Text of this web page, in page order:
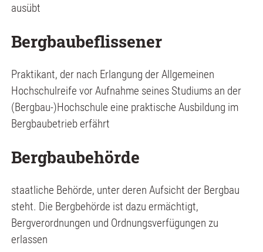
ausübt
Bergbaubeflissener
Praktikant, der nach Erlangung der Allgemeinen
Hochschulreife vor Aufnahme seines Studiums an der
(Bergbau-)Hochschule eine praktische Ausbildung im
Bergbaubetrieb erfährt
Bergbaubehörde
staatliche Behörde, unter deren Aufsicht der Bergbau
steht. Die Bergbehörde ist dazu ermächtigt,
Bergverordnungen und Ordnungsverfügungen zu
erlassen